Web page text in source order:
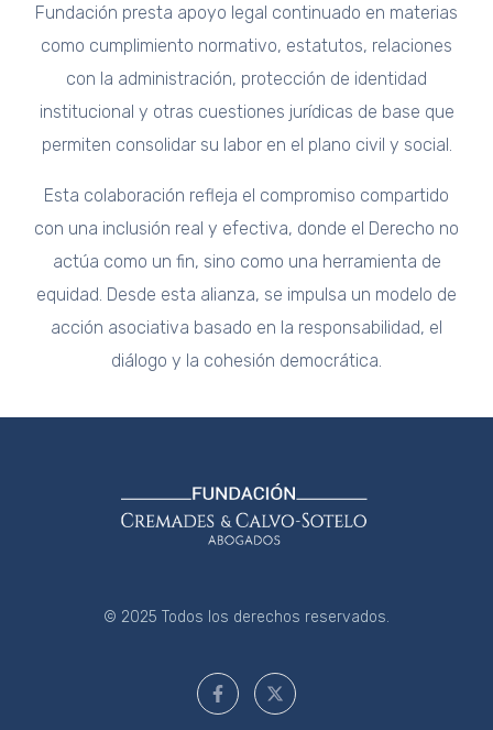
Fundación presta apoyo legal continuado en materias
como cumplimiento normativo, estatutos, relaciones
con la administración, protección de identidad
institucional y otras cuestiones jurídicas de base que
permiten consolidar su labor en el plano civil y social.
Esta colaboración refleja el compromiso compartido
con una inclusión real y efectiva, donde el Derecho no
actúa como un fin, sino como una herramienta de
equidad. Desde esta alianza, se impulsa un modelo de
acción asociativa basado en la responsabilidad, el
diálogo y la cohesión democrática.
© 2025 Todos los derechos reservados.